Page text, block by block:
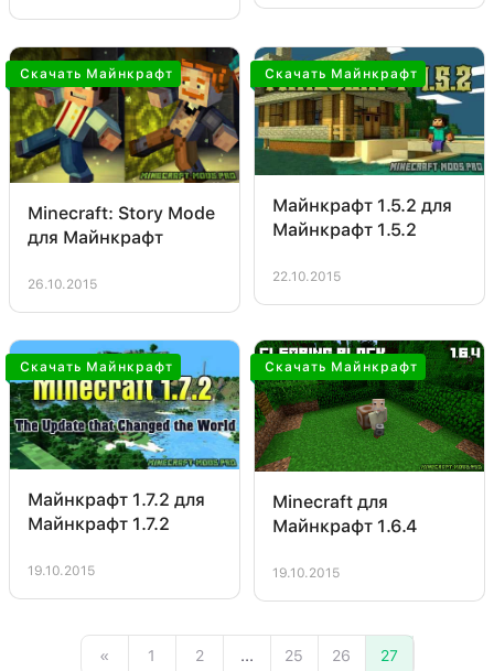
Скачать Майнкрафт
Minecraft: Story Mode
для Майнкрафт
26.10.2015
Скачать Майнкрафт
Майнкрафт 1.5.2 для
Майнкрафт 1.5.2
22.10.2015
Скачать Майнкрафт
Майнкрафт 1.7.2 для
Майнкрафт 1.7.2
19.10.2015
Скачать Майнкрафт
Minecraft для
Майнкрафт 1.6.4
19.10.2015
« 1 2 ... 25 26 27